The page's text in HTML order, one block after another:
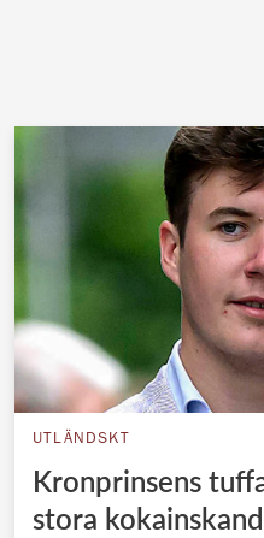
UTLÄNDSKT
Kronprinsens
stora